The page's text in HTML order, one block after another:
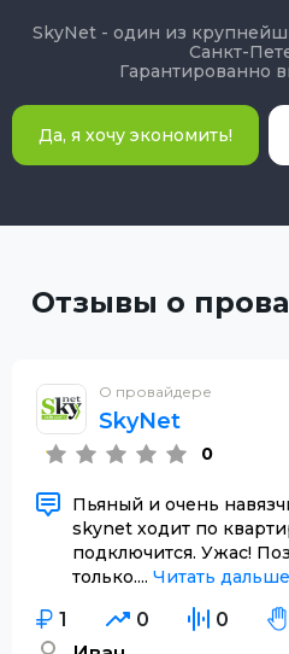
SkyNet - один из
Санкт-
Гарантированно
Да, я хочу экономить!
Отзывы о
О провайдере
SkyNet
0
Пьяный и очень
skynet ходит по
подключится. Ужас!
только.... Читать дальше
1 0 0